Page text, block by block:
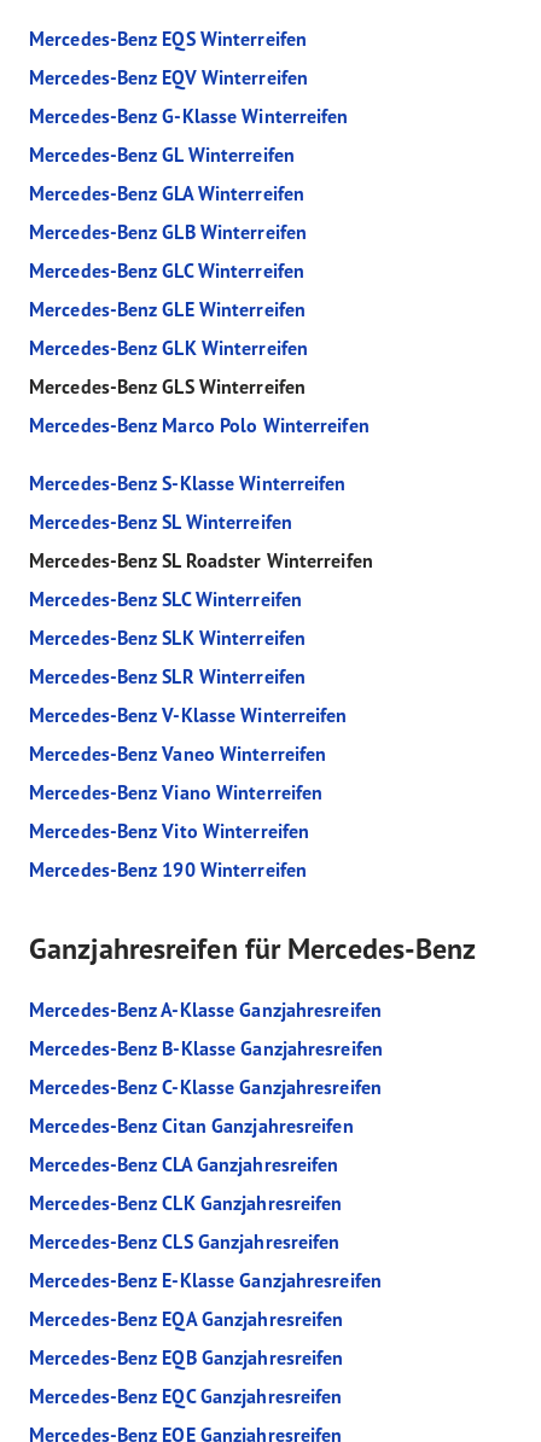
Mercedes-Benz EQS Winterreifen
Mercedes-Benz EQV Winterreifen
Mercedes-Benz G-Klasse Winterreifen
Mercedes-Benz GL Winterreifen
Mercedes-Benz GLA Winterreifen
Mercedes-Benz GLB Winterreifen
Mercedes-Benz GLC Winterreifen
Mercedes-Benz GLE Winterreifen
Mercedes-Benz GLK Winterreifen
Mercedes-Benz GLS Winterreifen
Mercedes-Benz Marco Polo Winterreifen
Mercedes-Benz S-Klasse Winterreifen
Mercedes-Benz SL Winterreifen
Mercedes-Benz SL Roadster Winterreifen
Mercedes-Benz SLC Winterreifen
Mercedes-Benz SLK Winterreifen
Mercedes-Benz SLR Winterreifen
Mercedes-Benz V-Klasse Winterreifen
Mercedes-Benz Vaneo Winterreifen
Mercedes-Benz Viano Winterreifen
Mercedes-Benz Vito Winterreifen
Mercedes-Benz 190 Winterreifen
Ganzjahresreifen für Mercedes-Benz
Mercedes-Benz A-Klasse Ganzjahresreifen
Mercedes-Benz B-Klasse Ganzjahresreifen
Mercedes-Benz C-Klasse Ganzjahresreifen
Mercedes-Benz Citan Ganzjahresreifen
Mercedes-Benz CLA Ganzjahresreifen
Mercedes-Benz CLK Ganzjahresreifen
Mercedes-Benz CLS Ganzjahresreifen
Mercedes-Benz E-Klasse Ganzjahresreifen
Mercedes-Benz EQA Ganzjahresreifen
Mercedes-Benz EQB Ganzjahresreifen
Mercedes-Benz EQC Ganzjahresreifen
Mercedes-Benz EQE Ganzjahresreifen